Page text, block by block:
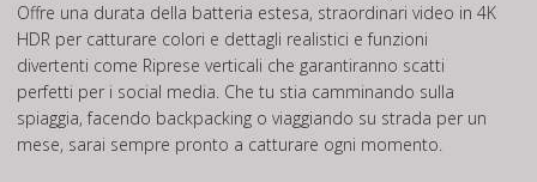
Offre una durata della batteria estesa, straordinari video in 4K
HDR per catturare colori e dettagli realistici e funzioni
divertenti come Riprese verticali che garantiranno scatti
perfetti per i social media. Che tu stia camminando sulla
spiaggia, facendo backpacking o viaggiando su strada per un
mese, sarai sempre pronto a catturare ogni momento.